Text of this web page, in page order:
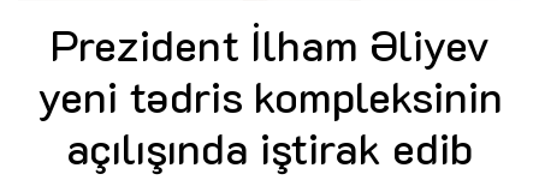
Prezident İlham Əliyev
yeni tədris kompleksinin
açılışında iştirak edib